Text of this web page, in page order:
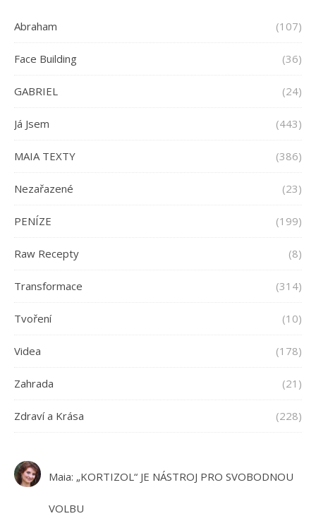
Abraham (107)
Face Building (36)
GABRIEL (24)
Já Jsem (443)
MAIA TEXTY (386)
Nezařazené (23)
PENÍZE (199)
Raw Recepty (8)
Transformace (314)
Tvoření (10)
Videa (178)
Zahrada (21)
Zdraví a Krása (228)
Maia: „KORTIZOL“ JE NÁSTROJ PRO SVOBODNOU
VOLBU